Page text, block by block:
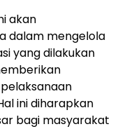
akan
dalam mengelola
yang dilakukan
ini diharapkan
bagi masyarakat